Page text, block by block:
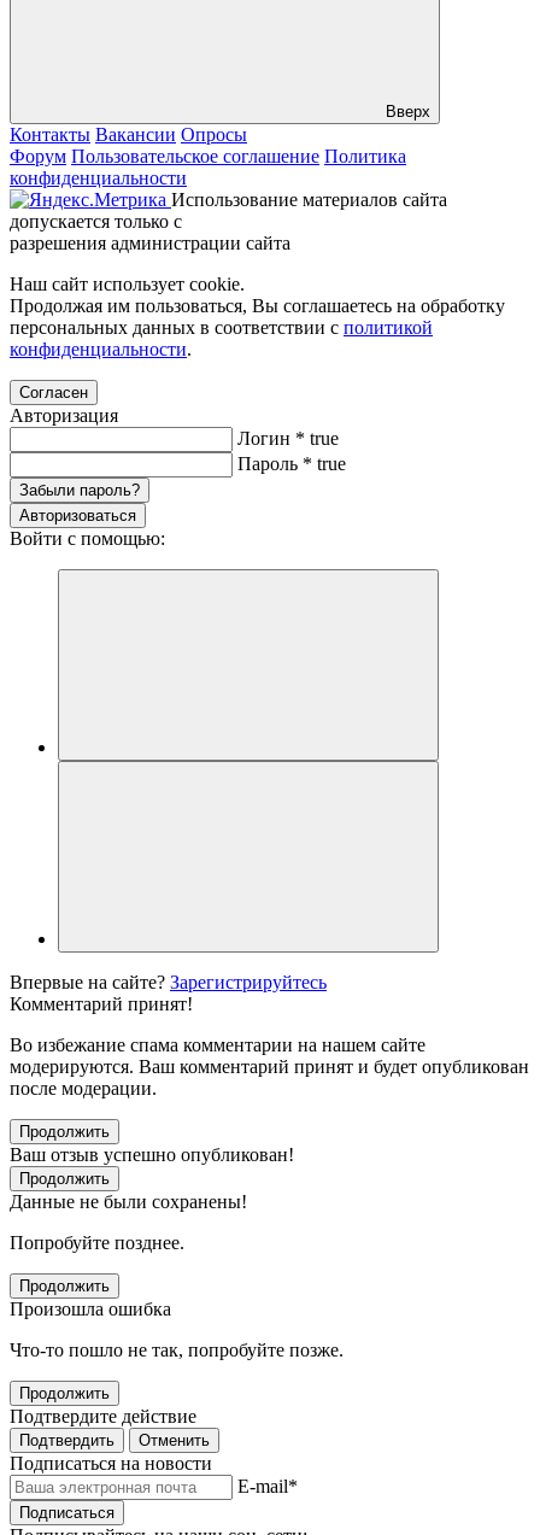
Вверх
Контакты Вакансии Опросы
Форум Пользовательское соглашение Политика
конфиденциальности
Использование материалов сайта
допускается только с
разрешения администрации сайта
Наш сайт использует cookie.
Продолжая им пользоваться, Вы соглашаетесь на обработку
персональных данных в соответствии с политикой
конфиденциальности.
Согласен
Авторизация
Логин * true
Пароль * true
Забыли пароль?
Авторизоваться
Войти с помощью:
Впервые на сайте? Зарегистрируйтесь
Комментарий принят!
Во избежание спама комментарии на нашем сайте
модерируются. Ваш комментарий принят и будет опубликован
после модерации.
Продолжить
Ваш отзыв успешно опубликован!
Продолжить
Данные не были сохранены!
Попробуйте позднее.
Продолжить
Произошла ошибка
Что-то пошло не так, попробуйте позже.
Продолжить
Подтвердите действие
Подтвердить Отменить
Подписаться на новости
E-mail*
Подписаться